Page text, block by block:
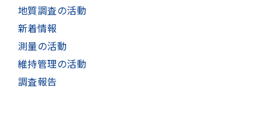
地質調査の活動
新着情報
測量の活動
維持管理の活動
調査報告